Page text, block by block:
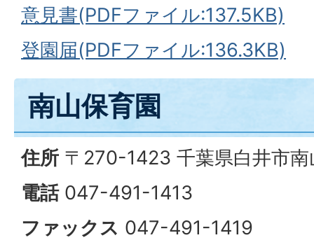
意見書(PDFファイル:137.5KB)
登園届(PDFファイル:136.3KB)
南山保育園
住所 〒270-1423 千葉県白井市南
電話047-491-1413
ファックス 047-491-1419